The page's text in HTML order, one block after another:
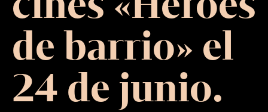
de barrio» el
24 de junio.